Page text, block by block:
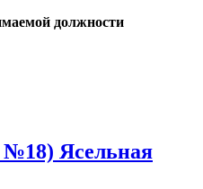
должности
№18) Ясельная